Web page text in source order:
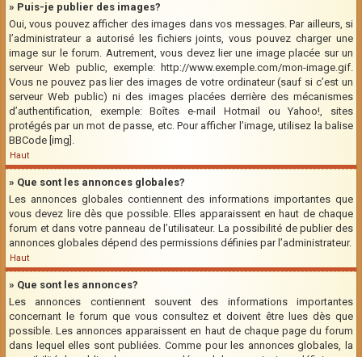
» Puis-je publier des images?
Oui, vous pouvez afficher des images dans vos messages. Par ailleurs, si
l’administrateur a autorisé les fichiers joints, vous pouvez charger une
image sur le forum. Autrement, vous devez lier une image placée sur un
serveur Web public, exemple: http://www.exemple.com/mon-image.gif.
Vous ne pouvez pas lier des images de votre ordinateur (sauf si c’est un
serveur Web public) ni des images placées derrière des mécanismes
d’authentification, exemple: Boîtes e-mail Hotmail ou Yahoo!, sites
protégés par un mot de passe, etc. Pour afficher l’image, utilisez la balise
BBCode [img].
Haut
» Que sont les annonces globales?
Les annonces globales contiennent des informations importantes que
vous devez lire dès que possible. Elles apparaissent en haut de chaque
forum et dans votre panneau de l’utilisateur. La possibilité de publier des
annonces globales dépend des permissions définies par l’administrateur.
Haut
» Que sont les annonces?
Les annonces contiennent souvent des informations importantes
concernant le forum que vous consultez et doivent être lues dès que
possible. Les annonces apparaissent en haut de chaque page du forum
dans lequel elles sont publiées. Comme pour les annonces globales, la